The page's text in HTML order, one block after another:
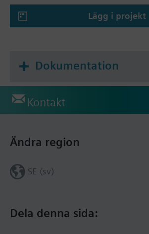
Lägg i projekt
Dokumentation
Kontakt
Dela denna sida:
Ändra region
SE (sv)